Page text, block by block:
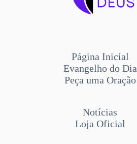
Página Inicial
Evangelho do Dia
Peça uma Oração
Notícias
Loja Oficial